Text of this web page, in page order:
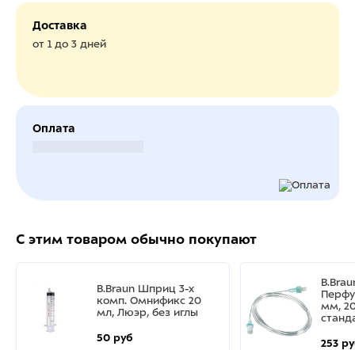
Доставка
от 1 до 3 дней
Оплата
С этим товаром обычно покупают
B.Braun Шприц 3-х
комп. Омнификс 20
мл, Люэр, без иглы
50 руб
мм,
253